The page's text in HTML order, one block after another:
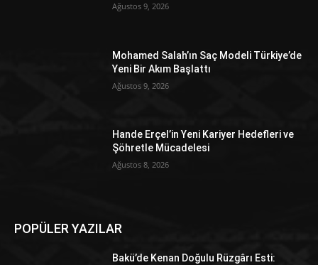
Ağustos 9, 2026
Mohamed Salah’ın Saç Modeli Türkiye’de
Yeni Bir Akım Başlattı
Ağustos 9, 2026
Hande Erçel’in Yeni Kariyer Hedefleri ve
Şöhretle Mücadelesi
Ağustos 8, 2026
POPÜLER YAZILAR
Bakü’de Kenan Doğulu Rüzgârı Esti: